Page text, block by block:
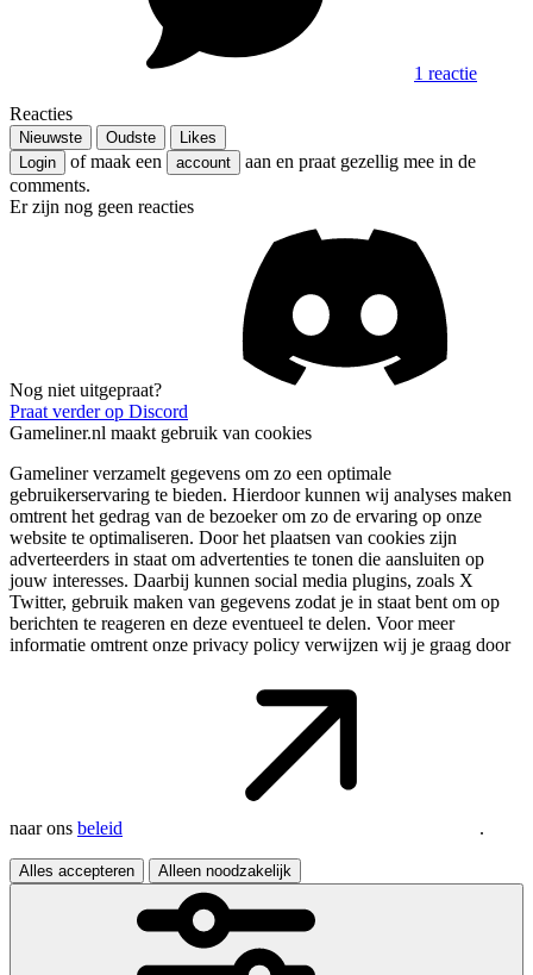
1 reactie
Reacties
Nieuwste Oudste
Likes
Login
of maak een account
aan en praat gezellig mee in de
comments.
Er zijn nog geen reacties
Nog niet uitgepraat?
Praat verder op Discord
Gameliner.nl maakt gebruik van cookies
Gameliner verzamelt gegevens om zo een optimale
gebruikerservaring te bieden. Hierdoor kunnen wij analyses maken
omtrent het gedrag van de bezoeker om zo de ervaring op onze
website te optimaliseren. Door het plaatsen van cookies zijn
adverteerders in staat om advertenties te tonen die aansluiten op
jouw interesses. Daarbij kunnen social media plugins, zoals X
Twitter, gebruik maken van gegevens zodat je in staat bent om op
berichten te reageren en deze eventueel te delen. Voor meer
informatie omtrent onze privacy policy verwijzen wij je graag door
naar ons beleid .
Alles accepteren Alleen noodzakelijk